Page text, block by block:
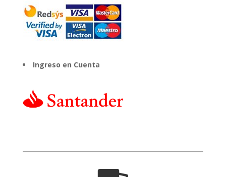
Ingreso en Cuenta